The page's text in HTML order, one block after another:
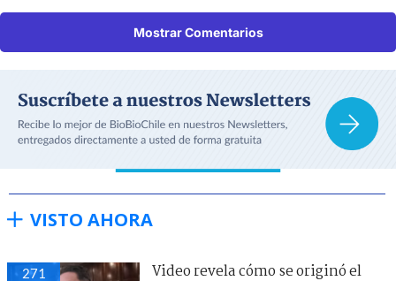
Mostrar Comentarios
VISTO AHORA
271
Video revela cómo se originó el